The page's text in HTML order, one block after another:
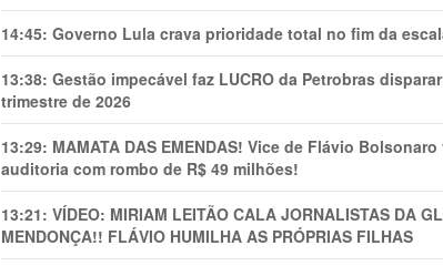
14:45: Governo Lula crava prioridade total no fim da
13:38: Gestão impecável faz LUCRO da Petrobras
trimestre de 2026
13:29: MAMATA DAS EMENDAS! Vice de Flávio
auditoria com rombo de R$ 49 milhões!
13:21: VÍDEO: MIRIAM LEITÃO CALA JORNALISTAS DA
MENDONÇA!! FLÁVIO HUMILHA AS PRÓPRIAS FILHAS